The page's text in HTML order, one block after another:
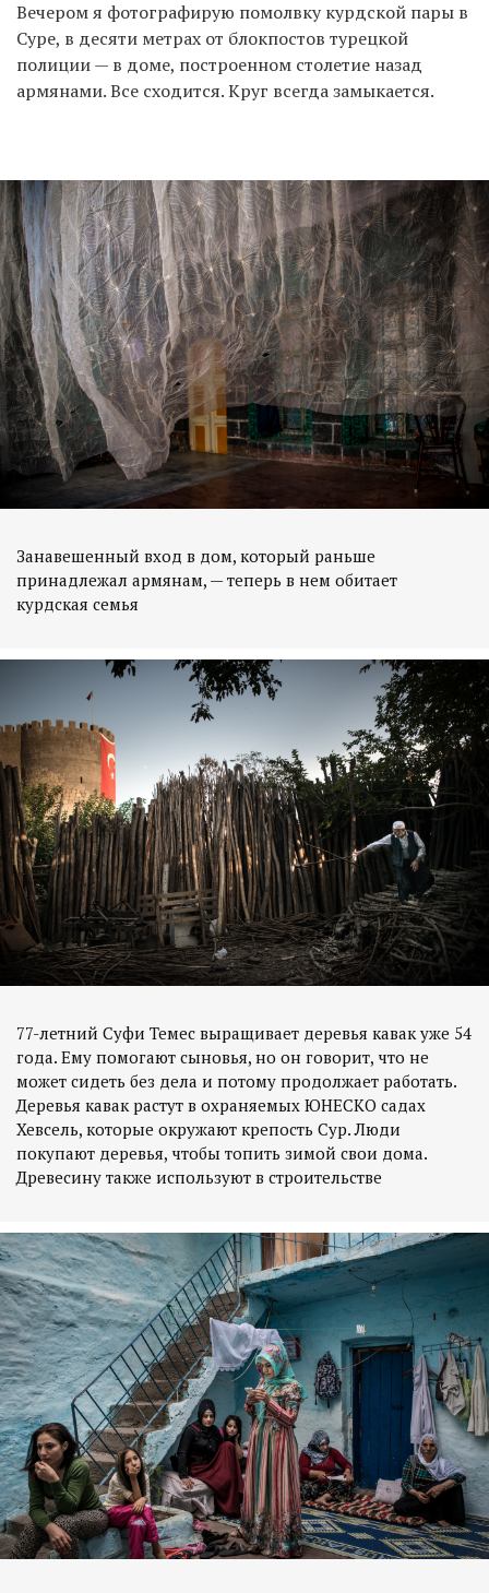
Вечером я фотографирую помолвку курдской пары в
Суре, в десяти метрах от блокпостов турецкой
полиции — в доме, построенном столетие назад
армянами. Все сходится. Круг всегда замыкается.
Занавешенный вход в дом, который раньше
принадлежал армянам, — теперь в нем обитает
курдская семья
77-летний Суфи Темес выращивает деревья кавак уже 54
года. Ему помогают сыновья, но он говорит, что не
может сидеть без дела и потому продолжает работать.
Деревья кавак растут в охраняемых ЮНЕСКО садах
Хевсель, которые окружают крепость Сур. Люди
покупают деревья, чтобы топить зимой свои дома.